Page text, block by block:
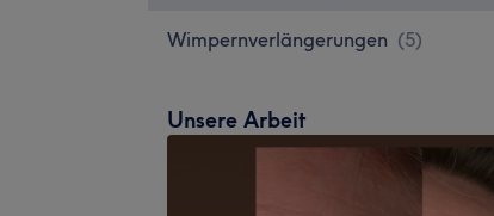
Wimpernverlängerungen (5)
Unsere Arbeit